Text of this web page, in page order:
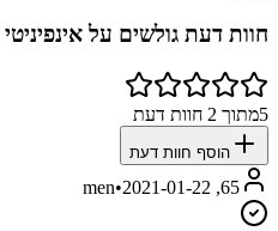
חוות דעת גולשים על אינפיניטי Q50
5מתוך 2 חוות דעת
הוסף חוות דעת
65, men
•2021-01-22